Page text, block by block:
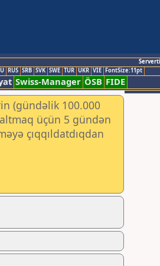
RUS SRB SVK SWE TUR UKR VIE FontSize:11pt
Swiss-Manager ÖSB FIDE
(gündəlik 100.000
üçün 5 gündən
çıqqıldatdıqdan